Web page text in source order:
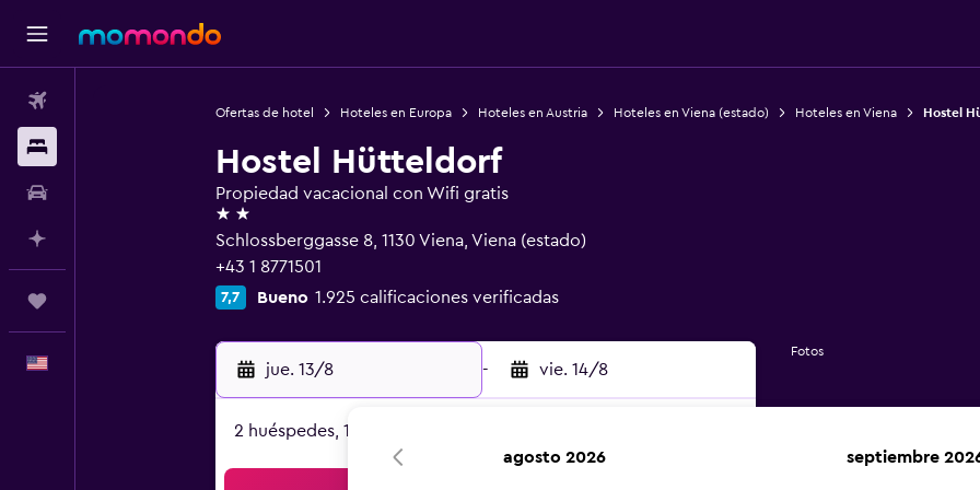
Ofertas de hotel Hoteles en Europa Hoteles en Austria Hoteles en Viena (estado) Hoteles en Viena Hostel
Hostel Hütteldorf
Propiedad vacacional con Wifi gratis
2 estrellas
Schlossberggasse 8, 1130 Viena, Viena (estado)
+43 1 8771501
7,7 Bueno 1.925 calificaciones verificadas
jue. 13/8 - vie. 14/8
2 huéspedes, 1 habitación
Fotos
agosto 2026 septiembre